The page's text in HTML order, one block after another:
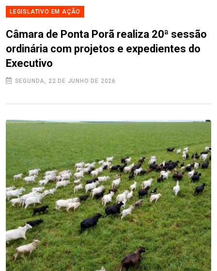
LEGISLATIVO EM AÇÃO
Câmara de Ponta Porã realiza 20ª sessão
ordinária com projetos e expedientes do
Executivo
SEGUNDA, 22 DE JUNHO DE 2026